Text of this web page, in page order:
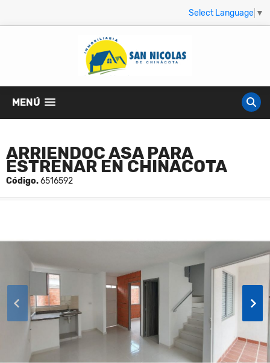
Select Language ▼
MENÚ
ARRIENDOC ASA PARA
ESTRENAR EN CHINACOTA
Código.6516592